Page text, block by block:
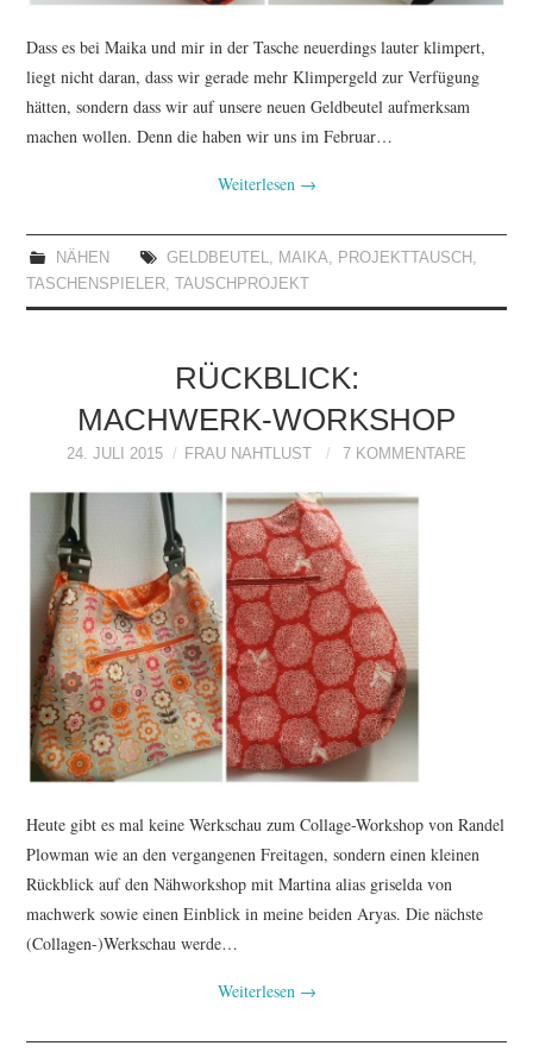
Dass es bei Maika und mir in der Tasche neuerdings lauter klimpert,
liegt nicht daran, dass wir gerade mehr Klimpergeld zur Verfügung
hätten, sondern dass wir auf unsere neuen Geldbeutel aufmerksam
machen wollen. Denn die haben wir uns im Februar…
Weiterlesen →
NÄHEN GELDBEUTEL, MAIKA, PROJEKTTAUSCH ,
TASCHENSPIELER, TAUSCHPROJEKT
RÜCKBLICK:
MACHWERK-WORKSHOP
24. JULI 2015 FRAU NAHTLUST 7 KOMMENTARE
Heute gibt es mal keine Werkschau zum Collage-Workshop von Randel
Plowman wie an den vergangenen Freitagen, sondern einen kleinen
Rückblick auf den Nähworkshop mit Martina alias griselda von
machwerk sowie einen Einblick in meine beiden Aryas. Die nächste
(Collagen-)Werkschau werde…
Weiterlesen →